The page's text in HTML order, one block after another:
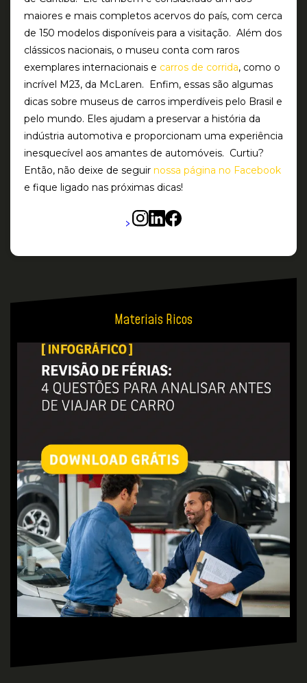
maiores e mais completos acervos do país, com cerca
de 150 modelos disponíveis para a visitação. Além dos
clássicos nacionais, o museu conta com raros
exemplares internacionais e carros de corrida, como o
incrível M23, da McLaren. Enfim, essas são algumas
dicas sobre museus de carros imperdíveis pelo Brasil e
pelo mundo. Eles ajudam a preservar a história da
indústria automotiva e proporcionam uma experiência
inesquecível aos amantes de automóveis. Curtiu?
Então, não deixe de seguir nossa página no Facebook
e fique ligado nas próximas dicas!
>
Materiais Ricos